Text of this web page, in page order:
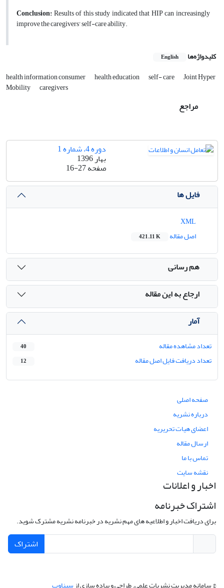
Conclusion:Results of this study indicated that HIP can increasingly
improve the caregivers' self-care ability.
کلیدواژه‌ها English
health information consumer health education self- care Joint Hyper
Mobility caregivers
مراجع
دوره 4، شماره 1
بهار 1396
صفحه16-27
فایل ها
اصل مقاله
421.11 K
هم رسانی
ارجاع به این مقاله
آمار
تعداد مشاهده مقاله 40
تعداد دریافت فایل اصل مقاله 12
صفحه اصلی
درباره نشریه
اعضای هیات تحریریه
ارسال مقاله
تماس با ما
نقشه سایت
اخبار و اعلانات
اشتراک خبرنامه
برای دریافت اخبار و اطلاعیه های مهم نشریه در خبرنامه نشریه مشترک شوید.
اشتراک
© سامانه مدیریت نشریات علمی.طراحی و پیاده سازی از سیناوب